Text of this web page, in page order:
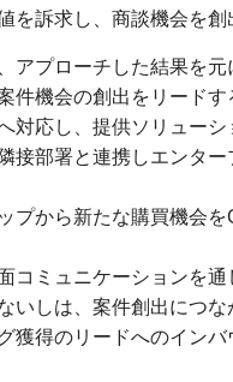
を訴求し、商談機会を創
アプローチした結果を
件機会の創出をリードす
対応し、提供ソリュー
接部署と連携しエンタ
プから新たな購買機会
コミュニケーションを
いしは、案件創出につな
獲得のリードへのイン